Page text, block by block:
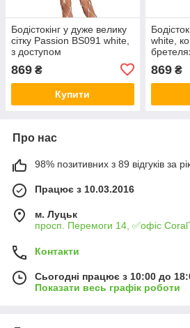
Бодістокінг у дуже велику
сітку Passion BS091 white,
з доступом
869 ₴
Купити
white,
869₴
Про нас
98% позитивних з 89 відгуків за
Працює з 10.03.2016
м. Луцьк
просп. Перемоги 14, ✅офіс
Контакти
Сьогодні працює з 10:00 до
Показати весь графік роботи